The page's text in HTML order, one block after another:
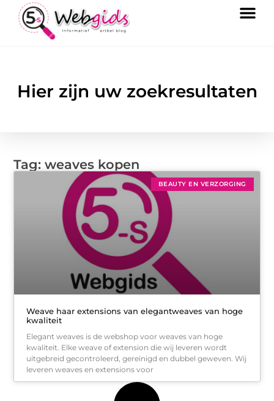
Hier zijn uw zoekresultaten
Tag: weaves kopen
BEAUTY EN VERZORGING
Weave haar extensions van elegantweaves van hoge
kwaliteit
Elegant weaves is de webshop voor weaves van hoge
kwaliteit. Elke weave of extension die wij leveren wordt
uitgebreid gecontroleerd, gereinigd en dubbel geweven. Wij
leveren weaves en extensions voor